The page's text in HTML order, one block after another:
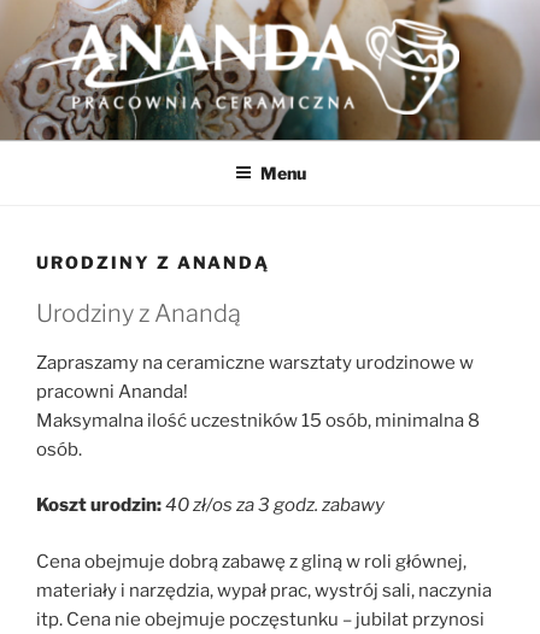
Przejdź
treści
CERAMIKA ANANDA
Pracownia Ceramiczna | Warsztaty
Menu
URODZINY Z ANANDĄ
Urodziny z Anandą
Zapraszamy na ceramiczne warsztaty urodzinowe w
pracowni Ananda!
Maksymalna ilość uczestników 15 osób, minimalna 8
osób.
Koszt urodzin:40 zł/os za 3 godz. zabawy
Cena obejmuje dobrą zabawę z gliną w roli głównej,
materiały i narzędzia, wypał prac, wystrój sali, naczynia
itp. Cena nie obejmuje poczęstunku – jubilat przynosi